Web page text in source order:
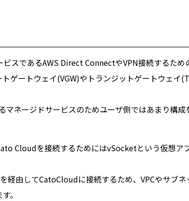
ビスであるAWS Direct ConnectやVPN接続するた
ゲートウェイ(VGW)やトランジットゲートウェイ
マネージドサービスのためユーザ側ではあまり構
Cloudを接続するためにはvSocketという仮想ア
由してCatoCloudに接続するため、VPCやサブネ
。